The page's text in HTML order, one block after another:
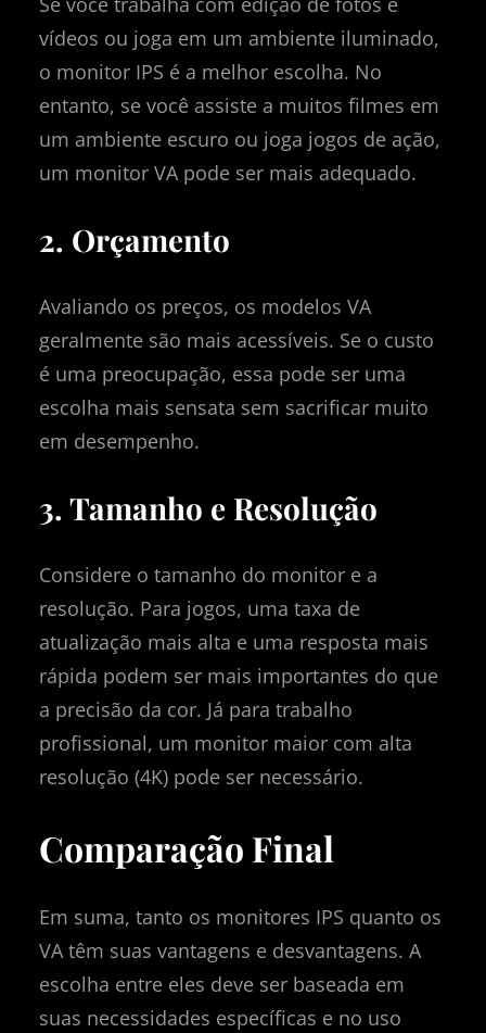
vídeos ou joga em um ambiente iluminado,
o monitor IPS é a melhor escolha. No
entanto, se você assiste a muitos filmes em
um ambiente escuro ou joga jogos de ação,
um monitor VA pode ser mais adequado.
2. Orçamento
Avaliando os preços, os modelos VA
geralmente são mais acessíveis. Se o custo
é uma preocupação, essa pode ser uma
escolha mais sensata sem sacrificar muito
em desempenho.
3. Tamanho e Resolução
Considere o tamanho do monitor e a
resolução. Para jogos, uma taxa de
atualização mais alta e uma resposta mais
rápida podem ser mais importantes do que
a precisão da cor. Já para trabalho
profissional, um monitor maior com alta
resolução (4K) pode ser necessário.
Comparação Final
Em suma, tanto os monitores IPS quanto os
VA têm suas vantagens e desvantagens. A
escolha entre eles deve ser baseada em
suas necessidades específicas e no uso